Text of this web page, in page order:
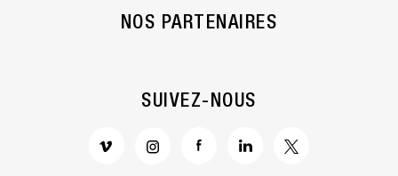
NOS PARTENAIRES
SUIVEZ-NOUS